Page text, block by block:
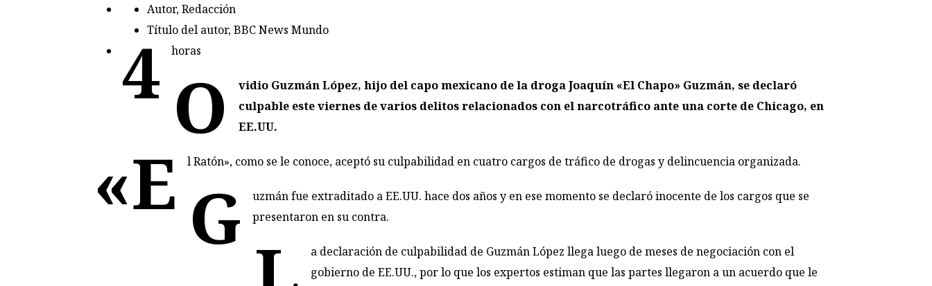
Autor,Redacción
Título del autor,BBC News Mundo
4 horas
O
vidio Guzmán López, hijo del capo mexicano de la droga Joaquín «El Chapo» Guzmán, se declaró
culpable este viernes de varios delitos relacionados con el narcotráfico ante una corte de Chicago, en
EE.UU.
«E l Ratón», como se le conoce, aceptó su culpabilidad en cuatro cargos de tráfico de drogas y delincuencia organizada.
G
uzmán fue extraditado a EE.UU. hace dos años y en ese momento se declaró inocente de los cargos que se
presentaron en su contra.
a declaración de culpabilidad de Guzmán López llega luego de meses de negociación con el
gobierno de EE.UU., por lo que los expertos estiman que las partes llegaron a un acuerdo que le